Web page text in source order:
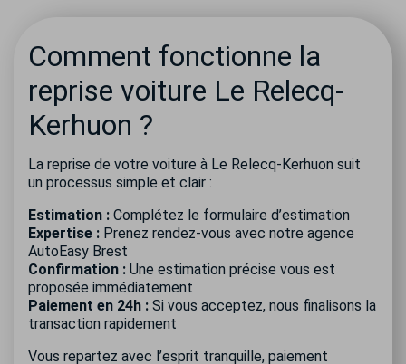
Comment fonctionne la
reprise voiture Le Relecq-
Kerhuon ?
La reprise de votre voiture à Le Relecq-Kerhuon suit
un processus simple et clair :
Estimation : Complétez le formulaire d’estimation
Expertise : Prenez rendez-vous avec notre agence
AutoEasy Brest
Confirmation : Une estimation précise vous est
proposée immédiatement
Paiement en 24h : Si vous acceptez, nous finalisons la
transaction rapidement
Vous repartez avec l’esprit tranquille, paiement